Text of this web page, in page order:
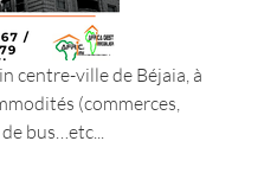
centre-ville de Béjaia, à
(commerces,
bus…etc...